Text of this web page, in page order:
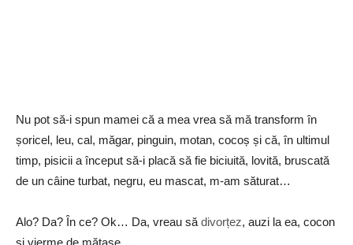
Nu pot să-i spun mamei că a mea vrea să mă transform în
șoricel, leu, cal, măgar, pinguin, motan, cocoș și că, în ultimul
timp, pisicii a început să-i placă să fie biciuită, lovită, bruscată
de un câine turbat, negru, eu mascat, m-am săturat…
Alo? Da? În ce? Ok… Da, vreau să divorțez, auzi la ea, cocon
și vierme de mătase…